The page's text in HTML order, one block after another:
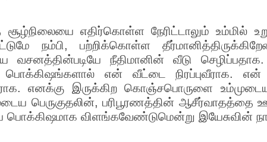
எதிர்கொள்ள நேரிட்டாலும் உம்மில்
நம்பி, பற்றிக்கொள்ள
வசனத்தின்படியே நீதிமானின் வீடு
என் வீட்டை நிரப்புவீராக. என்
எனக்கு இருக்கிற கொஞ்சபொருளை
பெருகுதலின், பரிபூரணத்தின் ஆசீர்வாதத்தை
பொக்கிஷமாக விளங்கவேண்டுமென்று இயேசுவின்